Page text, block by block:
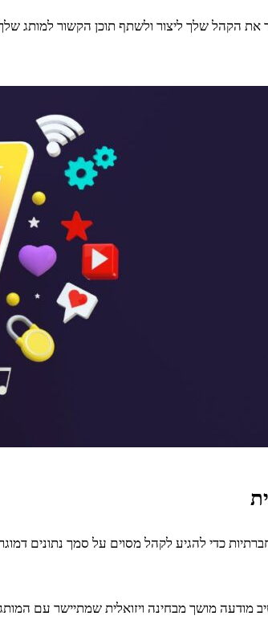
כדי להגיע לקהל מסוים על סמך נתונים
מודעה מושך מבחינה ויזואלית שמתיישר עם